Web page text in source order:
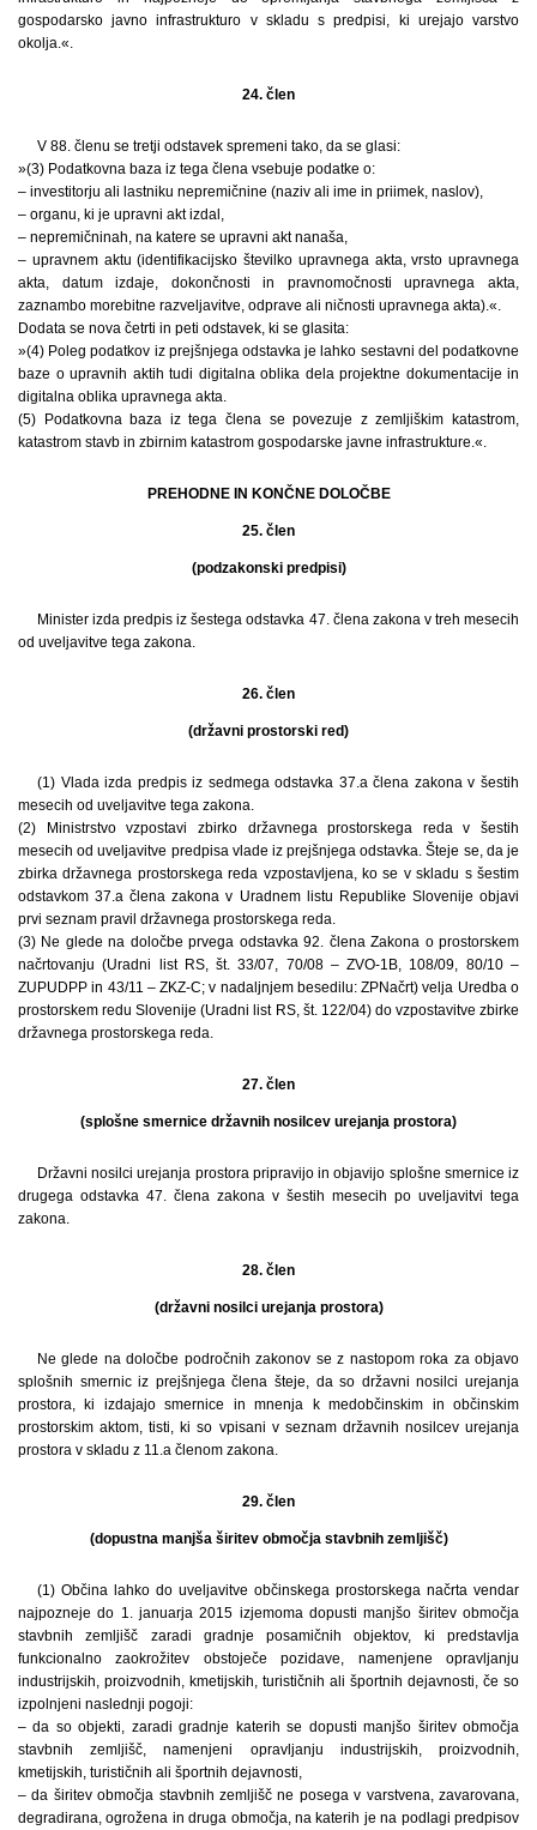
gospodarsko javno infrastrukturo v skladu s predpisi, ki urejajo varstvo
okolja.«.
24. člen
V 88. členu se tretji odstavek spremeni tako, da se glasi:
»(3) Podatkovna baza iz tega člena vsebuje podatke o:
– investitorju ali lastniku nepremičnine (naziv ali ime in priimek, naslov),
– organu, ki je upravni akt izdal,
– nepremičninah, na katere se upravni akt nanaša,
– upravnem aktu (identifikacijsko številko upravnega akta, vrsto upravnega
akta, datum izdaje, dokončnosti in pravnomočnosti upravnega akta,
zaznambo morebitne razveljavitve, odprave ali ničnosti upravnega akta).«.
Dodata se nova četrti in peti odstavek, ki se glasita:
»(4) Poleg podatkov iz prejšnjega odstavka je lahko sestavni del podatkovne
baze o upravnih aktih tudi digitalna oblika dela projektne dokumentacije in
digitalna oblika upravnega akta.
(5) Podatkovna baza iz tega člena se povezuje z zemljiškim katastrom,
katastrom stavb in zbirnim katastrom gospodarske javne infrastrukture.«.
PREHODNE IN KONČNE DOLOČBE
25. člen
(podzakonski predpisi)
Minister izda predpis iz šestega odstavka 47. člena zakona v treh mesecih
od uveljavitve tega zakona.
26. člen
(državni prostorski red)
(1) Vlada izda predpis iz sedmega odstavka 37.a člena zakona v šestih
mesecih od uveljavitve tega zakona.
(2) Ministrstvo vzpostavi zbirko državnega prostorskega reda v šestih
mesecih od uveljavitve predpisa vlade iz prejšnjega odstavka. Šteje se, da je
zbirka državnega prostorskega reda vzpostavljena, ko se v skladu s šestim
odstavkom 37.a člena zakona v Uradnem listu Republike Slovenije objavi
prvi seznam pravil državnega prostorskega reda.
(3) Ne glede na določbe prvega odstavka 92. člena Zakona o prostorskem
načrtovanju (Uradni list RS, št. 33/07, 70/08 – ZVO-1B, 108/09, 80/10 –
ZUPUDPP in 43/11 – ZKZ-C; v nadaljnjem besedilu: ZPNačrt) velja Uredba o
prostorskem redu Slovenije (Uradni list RS, št. 122/04) do vzpostavitve zbirke
državnega prostorskega reda.
27. člen
(splošne smernice državnih nosilcev urejanja prostora)
Državni nosilci urejanja prostora pripravijo in objavijo splošne smernice iz
drugega odstavka 47. člena zakona v šestih mesecih po uveljavitvi tega
zakona.
28. člen
(državni nosilci urejanja prostora)
Ne glede na določbe področnih zakonov se z nastopom roka za objavo
splošnih smernic iz prejšnjega člena šteje, da so državni nosilci urejanja
prostora, ki izdajajo smernice in mnenja k medobčinskim in občinskim
prostorskim aktom, tisti, ki so vpisani v seznam državnih nosilcev urejanja
prostora v skladu z 11.a členom zakona.
29. člen
(dopustna manjša širitev območja stavbnih zemljišč)
(1) Občina lahko do uveljavitve občinskega prostorskega načrta vendar
najpozneje do 1. januarja 2015 izjemoma dopusti manjšo širitev območja
stavbnih zemljišč zaradi gradnje posamičnih objektov, ki predstavlja
funkcionalno zaokrožitev obstoječe pozidave, namenjene opravljanju
industrijskih, proizvodnih, kmetijskih, turističnih ali športnih dejavnosti, če so
izpolnjeni naslednji pogoji:
– da so objekti, zaradi gradnje katerih se dopusti manjšo širitev območja
stavbnih zemljišč, namenjeni opravljanju industrijskih, proizvodnih,
kmetijskih, turističnih ali športnih dejavnosti,
– da širitev območja stavbnih zemljišč ne posega v varstvena, zavarovana,
degradirana, ogrožena in druga območja, na katerih je na podlagi predpisov